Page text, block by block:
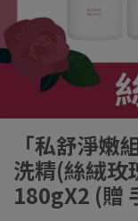
「私舒淨嫩
洗精(絲絨玫
180gX2 (贈